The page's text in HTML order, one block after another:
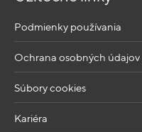
Podmienky používania
Ochrana osobných údajov
Súbory cookies
Kariéra